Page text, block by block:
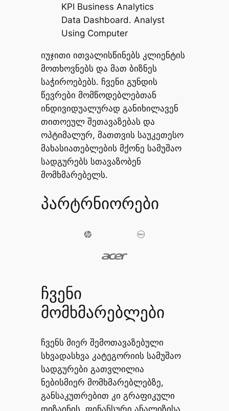
KPI Business Analytics
Data Dashboard. Analyst
Using Computer
იუჯითი ითვალისწინებს კლიენტის
მოთხოვნებს და მათ ბიზნეს
საჭიროებებს. ჩვენი გუნდის
წევრები მომწოდებლებთან
ინდივიდუალურად განიხილავენ
თითოეულ შეთავაზებას და
ოპტიმალურ, მათთვის საუკეთესო
მახასიათებლების მქონე სამუშაო
სადგურებს სთავაზობენ
მომხმარებელს.
პარტრნიორები
ჩვენი
მომხმარებლები
ჩვენს მიერ შემოთავაზებული
სხვადასხვა კატეგორიის სამუშაო
სადგურები გათვლილია
ნებისმიერ მომხმარებლებზე,
განსაკუთრებით კი გრაფიკული
დიზაინის, ფინანსური ანალიზისა